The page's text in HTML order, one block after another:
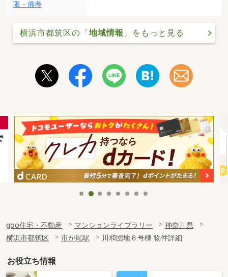
限－備考
横浜市都筑区の「 地域情報 」をもっと見る
goo住宅・不動産 マンションライブラリー
神奈川県
横浜市都筑区
市が尾駅 川和団地６号棟 物件詳細
お役立ち情報